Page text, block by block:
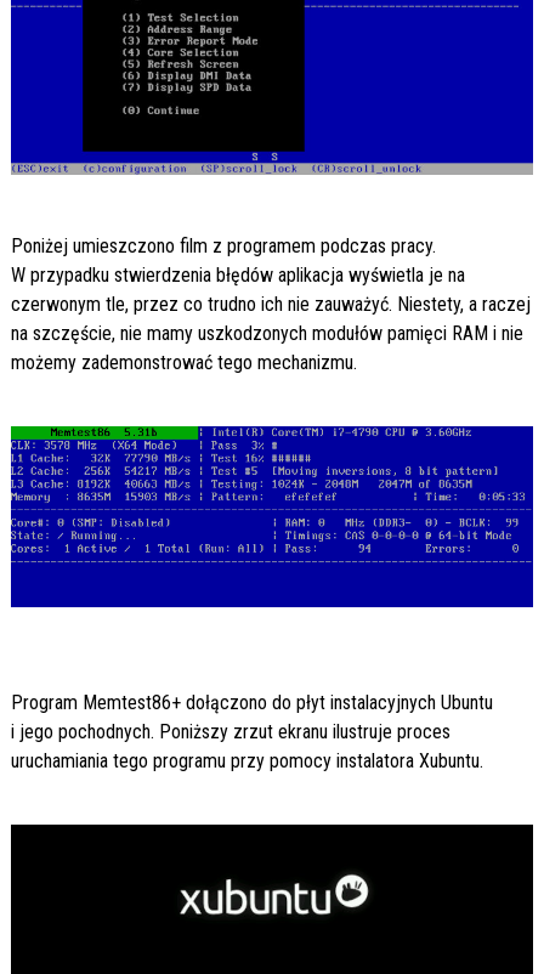
Poniżej umieszczono film z programem podczas pracy.
W przypadku stwierdzenia błędów aplikacja wyświetla je na
czerwonym tle, przez co trudno ich nie zauważyć. Niestety, a raczej
na szczęście, nie mamy uszkodzonych modułów pamięci RAM i nie
możemy zademonstrować tego mechanizmu.
Program Memtest86+ dołączono do płyt instalacyjnych Ubuntu
i jego pochodnych. Poniższy zrzut ekranu ilustruje proces
uruchamiania tego programu przy pomocy instalatora Xubuntu.